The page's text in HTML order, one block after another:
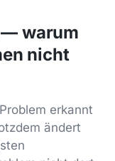
— warum
nicht
erkannt
ändert